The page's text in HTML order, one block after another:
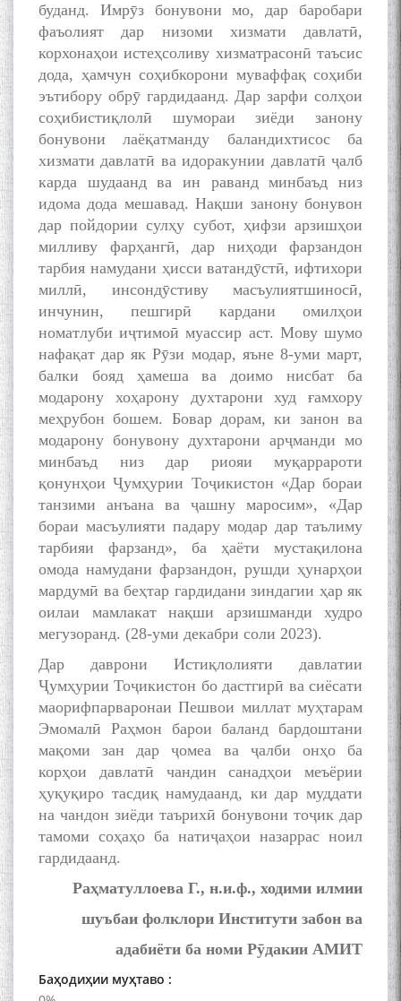
буданд. Имрӯз бонувони мо, дар баробари
фаъолият дар низоми хизмати давлатӣ,
корхонаҳои истеҳсоливу хизматрасонӣ таъсис
дода, ҳамчун соҳибкорони муваффақ соҳиби
эътибору обрӯ гардидаанд. Дар зарфи солҳои
соҳибистиқлолӣ шумораи зиёди занону
бонувони лаёқатманду баландихтисос ба
хизмати давлатӣ ва идоракунии давлатӣ ҷалб
карда шудаанд ва ин раванд минбаъд низ
идома дода мешавад. Нақши занону бонувон
дар пойдории сулҳу субот, ҳифзи арзишҳои
милливу фарҳангӣ, дар ниҳоди фарзандон
тарбия намудани ҳисси ватандӯстӣ, ифтихори
миллӣ, инсондӯстиву масъулиятшиносӣ,
инчунин, пешгирӣ кардани омилҳои
номатлуби иҷтимоӣ муассир аст. Мову шумо
нафақат дар як Рӯзи модар, яъне 8-уми март,
балки бояд ҳамеша ва доимо нисбат ба
модарону хоҳарону духтарони худ ғамхору
меҳрубон бошем. Бовар дорам, ки занон ва
модарону бонувону духтарони арҷманди мо
минбаъд низ дар риояи муқаррароти
қонунҳои Ҷумҳурии Тоҷикистон «Дар бораи
танзими анъана ва ҷашну маросим», «Дар
бораи масъулияти падару модар дар таълиму
тарбияи фарзанд», ба ҳаёти мустақилона
омода намудани фарзандон, рушди ҳунарҳои
мардумӣ ва беҳтар гардидани зиндагии ҳар як
оилаи мамлакат нақши арзишманди худро
мегузоранд. (28-уми декабри соли 2023).
Дар даврони Истиқлолияти давлатии
Ҷумҳурии Тоҷикистон бо дастгирӣ ва сиёсати
маорифпарваронаи Пешвои миллат муҳтарам
Эмомалӣ Раҳмон барои баланд бардоштани
мақоми зан дар ҷомеа ва ҷалби онҳо ба
корҳои давлатӣ чандин санадҳои меъёрии
ҳуқуқиро тасдиқ намудаанд, ки дар муддати
на чандон зиёди таърихӣ бонувони тоҷик дар
тамоми соҳаҳо ба натиҷаҳои назаррас ноил
гардидаанд.
Раҳматуллоева Г., н.и.ф., ходими илмии
шуъбаи фолклори Институти забон ва
адабиёти ба номи Рӯдакии АМИТ
Баҳодиҳии муҳтаво :
Дар Академияи миллии
илмҳои Тоҷикистон бахшида
ба 100-солагии мунаққиду
адабиётшинос Соҳиб
Табаров ҳамоиши илмӣ-
назариявӣ баргузор гардид.
МАВЛОНО ҶАЛОЛИДДИНИ
БАЛХӢ БУЗУРГТАРИН
МУТАФАККИР ВА ОРИФИ
ЗАБОНУ АДАБИ ТОҶИК
به عبارت دیگر: گفتگو با مومن
قناعت Mumin Qanoat
Сухбати навқаламон бо
Муъмин Қаноат\Meeting of
young talents with Mumyin
Kanoat
The Persian Gulf Beautiful
poetry from Устод Мумин
Қаноат (Ustod Mumin Qanoat)
and Master Mehryar
Mehrafarin about the conflict
of the name of the Persian
Gulf
Сайри Дарвоз бо Мӯъмин
Қаноат: Чанор ҳам "гап"
мезанад